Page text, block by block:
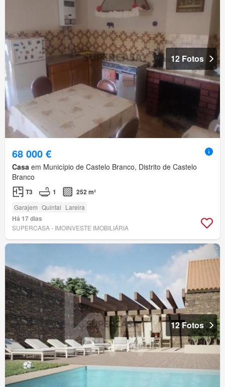
12 Fotos
68 000 €
Casa em Município de Castelo Branco, Distrito de Castelo
Branco
T3 1 252 m²
Garajem Quintal Lareira
Há 17 dias
SUPERCASA - IMOINVESTE IMOBILIÁRIA
12 Fotos